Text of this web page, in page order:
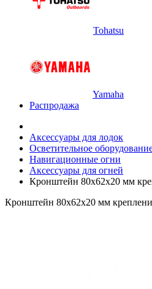
Tohatsu
Yamaha
Распродажа
Аксессуары для лодок
Осветительное
Навигационные огни
Аксессуары для огней
Кронштейн 80х62х20 мм
Кронштейн 80х62х20 мм